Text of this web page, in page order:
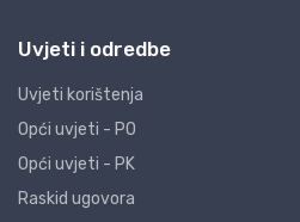
Uvjeti i odredbe
Uvjeti korištenja
Opći uvjeti - PO
Opći uvjeti - PK
Raskid ugovora